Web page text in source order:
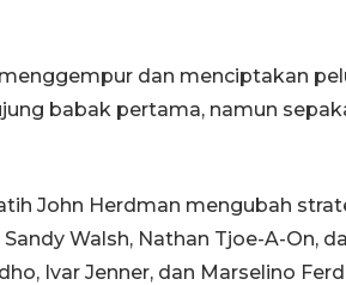
dan menciptakan
babak pertama, namun
John Herdman mengubah
Walsh, Nathan Tjoe-A-On,
Ivar Jenner, dan Marselino
bom
15 Juli